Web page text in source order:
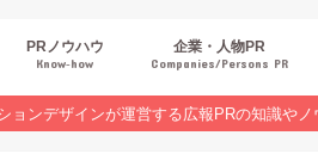
PRノウハウ
Know‐how
広報スキルUP
商品・サービスPR
デジタルPR
PRトレンド
イベントPR
業界コラム
オンラインセミナーレポート
企業・人物PR
Companies/Persons PR
ョンデザインが運営する広報PRの知識や